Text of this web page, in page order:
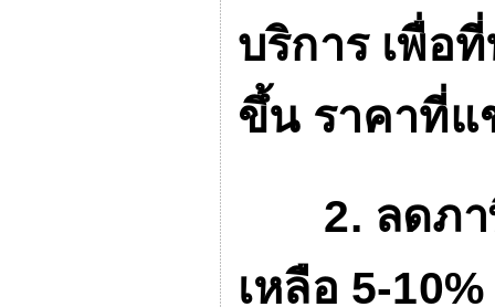
บริการ เพื่อ
ขึ้น ราคาที่แ
2. ลดภ
เหลือ 5-